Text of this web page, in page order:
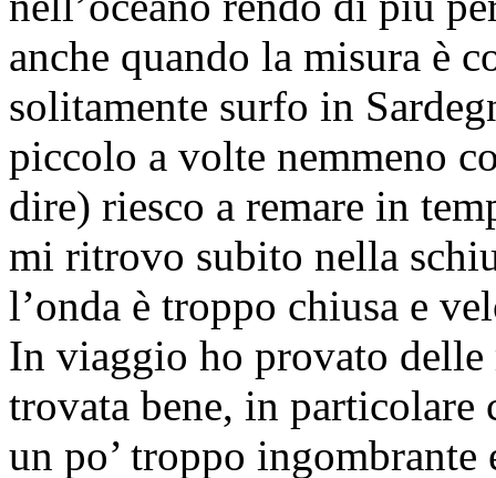
anche quando la misura è
solitamente surfo in
piccolo a volte nemmeno
dire) riesco a remare in
mi ritrovo subito nella
l’onda è troppo chiusa e
In viaggio ho provato delle
trovata bene, in particolare
un po’ troppo ingombrante